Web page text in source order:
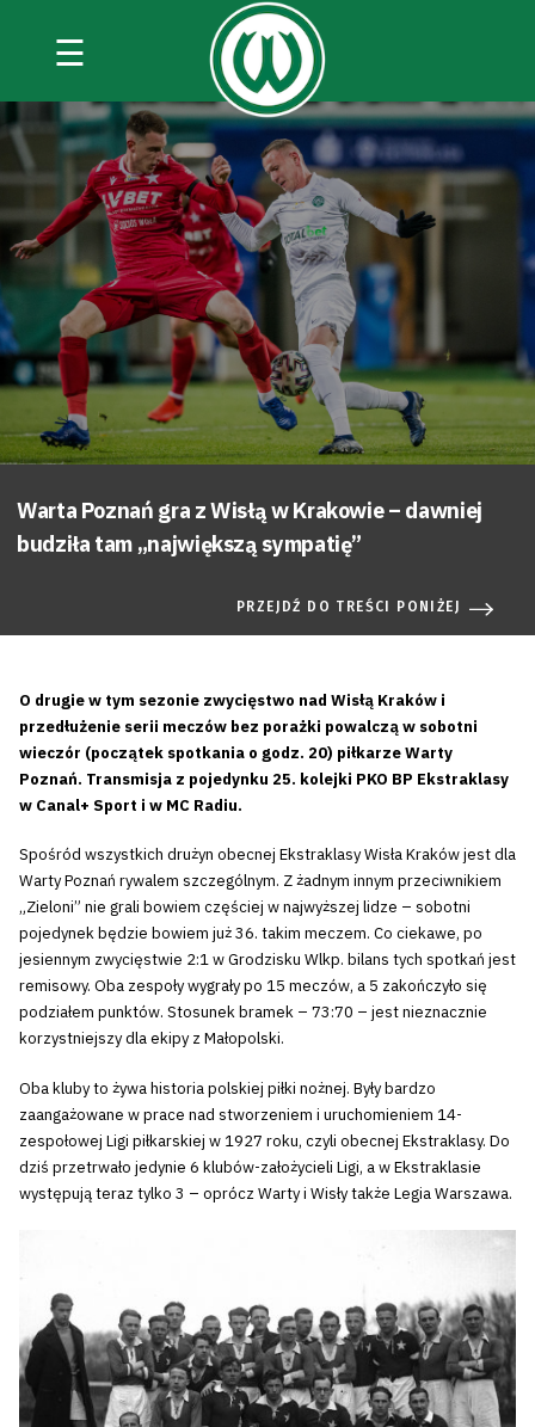
☰
Warta Poznań gra z Wisłą w Krakowie – dawniej
budziła tam „największą sympatię”
PRZEJDŹ DO TREŚCI PONIŻEJ
O drugie w tym sezonie zwycięstwo nad Wisłą Kraków i
przedłużenie serii meczów bez porażki powalczą w sobotni
wieczór (początek spotkania o godz. 20) piłkarze Warty
Poznań. Transmisja z pojedynku 25. kolejki PKO BP Ekstraklasy
w Canal+ Sport i w MC Radiu.
Spośród wszystkich drużyn obecnej Ekstraklasy Wisła Kraków jest dla
Warty Poznań rywalem szczególnym. Z żadnym innym przeciwnikiem
„Zieloni” nie grali bowiem częściej w najwyższej lidze – sobotni
pojedynek będzie bowiem już 36. takim meczem. Co ciekawe, po
jesiennym zwycięstwie 2:1 w Grodzisku Wlkp. bilans tych spotkań jest
remisowy. Oba zespoły wygrały po 15 meczów, a 5 zakończyło się
podziałem punktów. Stosunek bramek – 73:70 – jest nieznacznie
korzystniejszy dla ekipy z Małopolski.
Oba kluby to żywa historia polskiej piłki nożnej. Były bardzo
zaangażowane w prace nad stworzeniem i uruchomieniem 14-
zespołowej Ligi piłkarskiej w 1927 roku, czyli obecnej Ekstraklasy. Do
dziś przetrwało jedynie 6 klubów-założycieli Ligi, a w Ekstraklasie
występują teraz tylko 3 – oprócz Warty i Wisły także Legia Warszawa.